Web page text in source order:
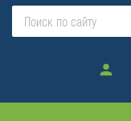
Войти